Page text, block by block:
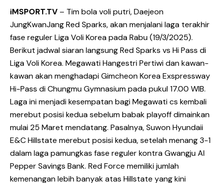
iMSPORT.TV – Tim bola voli putri, Daejeon
JungKwanJang Red Sparks, akan menjalani laga terakhir
fase reguler Liga Voli Korea pada Rabu (19/3/2025).
Berikut jadwal siaran langsung Red Sparks vs Hi Pass di
Liga Voli Korea. Megawati Hangestri Pertiwi dan kawan-
kawan akan menghadapi Gimcheon Korea Exspressway
Hi-Pass di Chungmu Gymnasium pada pukul 17.00 WIB.
Laga ini menjadi kesempatan bagi Megawati cs kembali
merebut posisi kedua sebelum babak playoff dimainkan
mulai 25 Maret mendatang. Pasalnya, Suwon Hyundaii
E&C Hillstate merebut posisi kedua, setelah menang 3-1
dalam laga pamungkas fase reguler kontra Gwangju AI
Pepper Savings Bank. Red Force memiliki jumlah
kemenangan lebih banyak atas Hillstate yang kini